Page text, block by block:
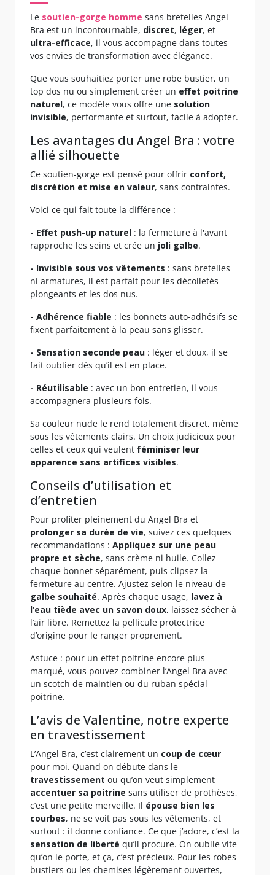
Le soutien-gorge homme sans bretelles Angel
Bra est un incontournable, discret, léger, et
ultra-efficace, il vous accompagne dans toutes
vos envies de transformation avec élégance.
Que vous souhaitiez porter une robe bustier, un
top dos nu ou simplement créer un effet poitrine
naturel, ce modèle vous offre une solution
invisible, performante et surtout, facile à adopter.
Les avantages du Angel Bra : votre
allié silhouette
Ce soutien-gorge est pensé pour offrir confort,
discrétion et mise en valeur, sans contraintes.
Voici ce qui fait toute la différence :
- Effet push-up naturel : la fermeture à l'avant
rapproche les seins et crée un joli galbe.
- Invisible sous vos vêtements : sans bretelles
ni armatures, il est parfait pour les décolletés
plongeants et les dos nus.
- Adhérence fiable : les bonnets auto-adhésifs se
fixent parfaitement à la peau sans glisser.
- Sensation seconde peau : léger et doux, il se
fait oublier dès qu’il est en place.
- Réutilisable : avec un bon entretien, il vous
accompagnera plusieurs fois.
Sa couleur nude le rend totalement discret, même
sous les vêtements clairs. Un choix judicieux pour
celles et ceux qui veulent féminiser leur
apparence sans artifices visibles.
Conseils d’utilisation et
d’entretien
Pour profiter pleinement du Angel Bra et
prolonger sa durée de vie, suivez ces quelques
recommandations : Appliquez sur une peau
propre et sèche, sans crème ni huile. Collez
chaque bonnet séparément, puis clipsez la
fermeture au centre. Ajustez selon le niveau de
galbe souhaité. Après chaque usage, lavez à
l’eau tiède avec un savon doux, laissez sécher à
l’air libre. Remettez la pellicule protectrice
d’origine pour le ranger proprement.
Astuce : pour un effet poitrine encore plus
marqué, vous pouvez combiner l’Angel Bra avec
un scotch de maintien ou du ruban spécial
poitrine.
L’avis de Valentine, notre experte
en travestissement
L’Angel Bra, c’est clairement un coup de cœur
pour moi. Quand on débute dans le
travestissement ou qu’on veut simplement
accentuer sa poitrine sans utiliser de prothèses,
c’est une petite merveille. Il épouse bien les
courbes, ne se voit pas sous les vêtements, et
surtout : il donne confiance. Ce que j’adore, c’est la
sensation de liberté qu’il procure. On oublie vite
qu’on le porte, et ça, c’est précieux. Pour les robes
bustiers ou les chemises légèrement ouvertes,